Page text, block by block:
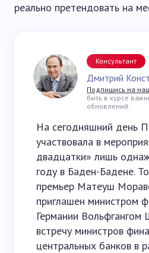
реально претендовать на
Консультант
Дмитрий
Подпишись на
быть в курсе
обновлений.
На сегодняшний день
участвовала в
двадцатки» лишь
году в Баден-Бадене.
премьер Матеуш
приглашен министром
Германии Вольфгангом
встречу министров
центральных банков в